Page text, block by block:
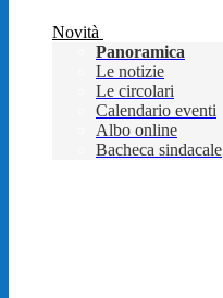
Novità
Panoramica
Le notizie
Le circolari
Calendario eventi
Albo online
Bacheca sindacale